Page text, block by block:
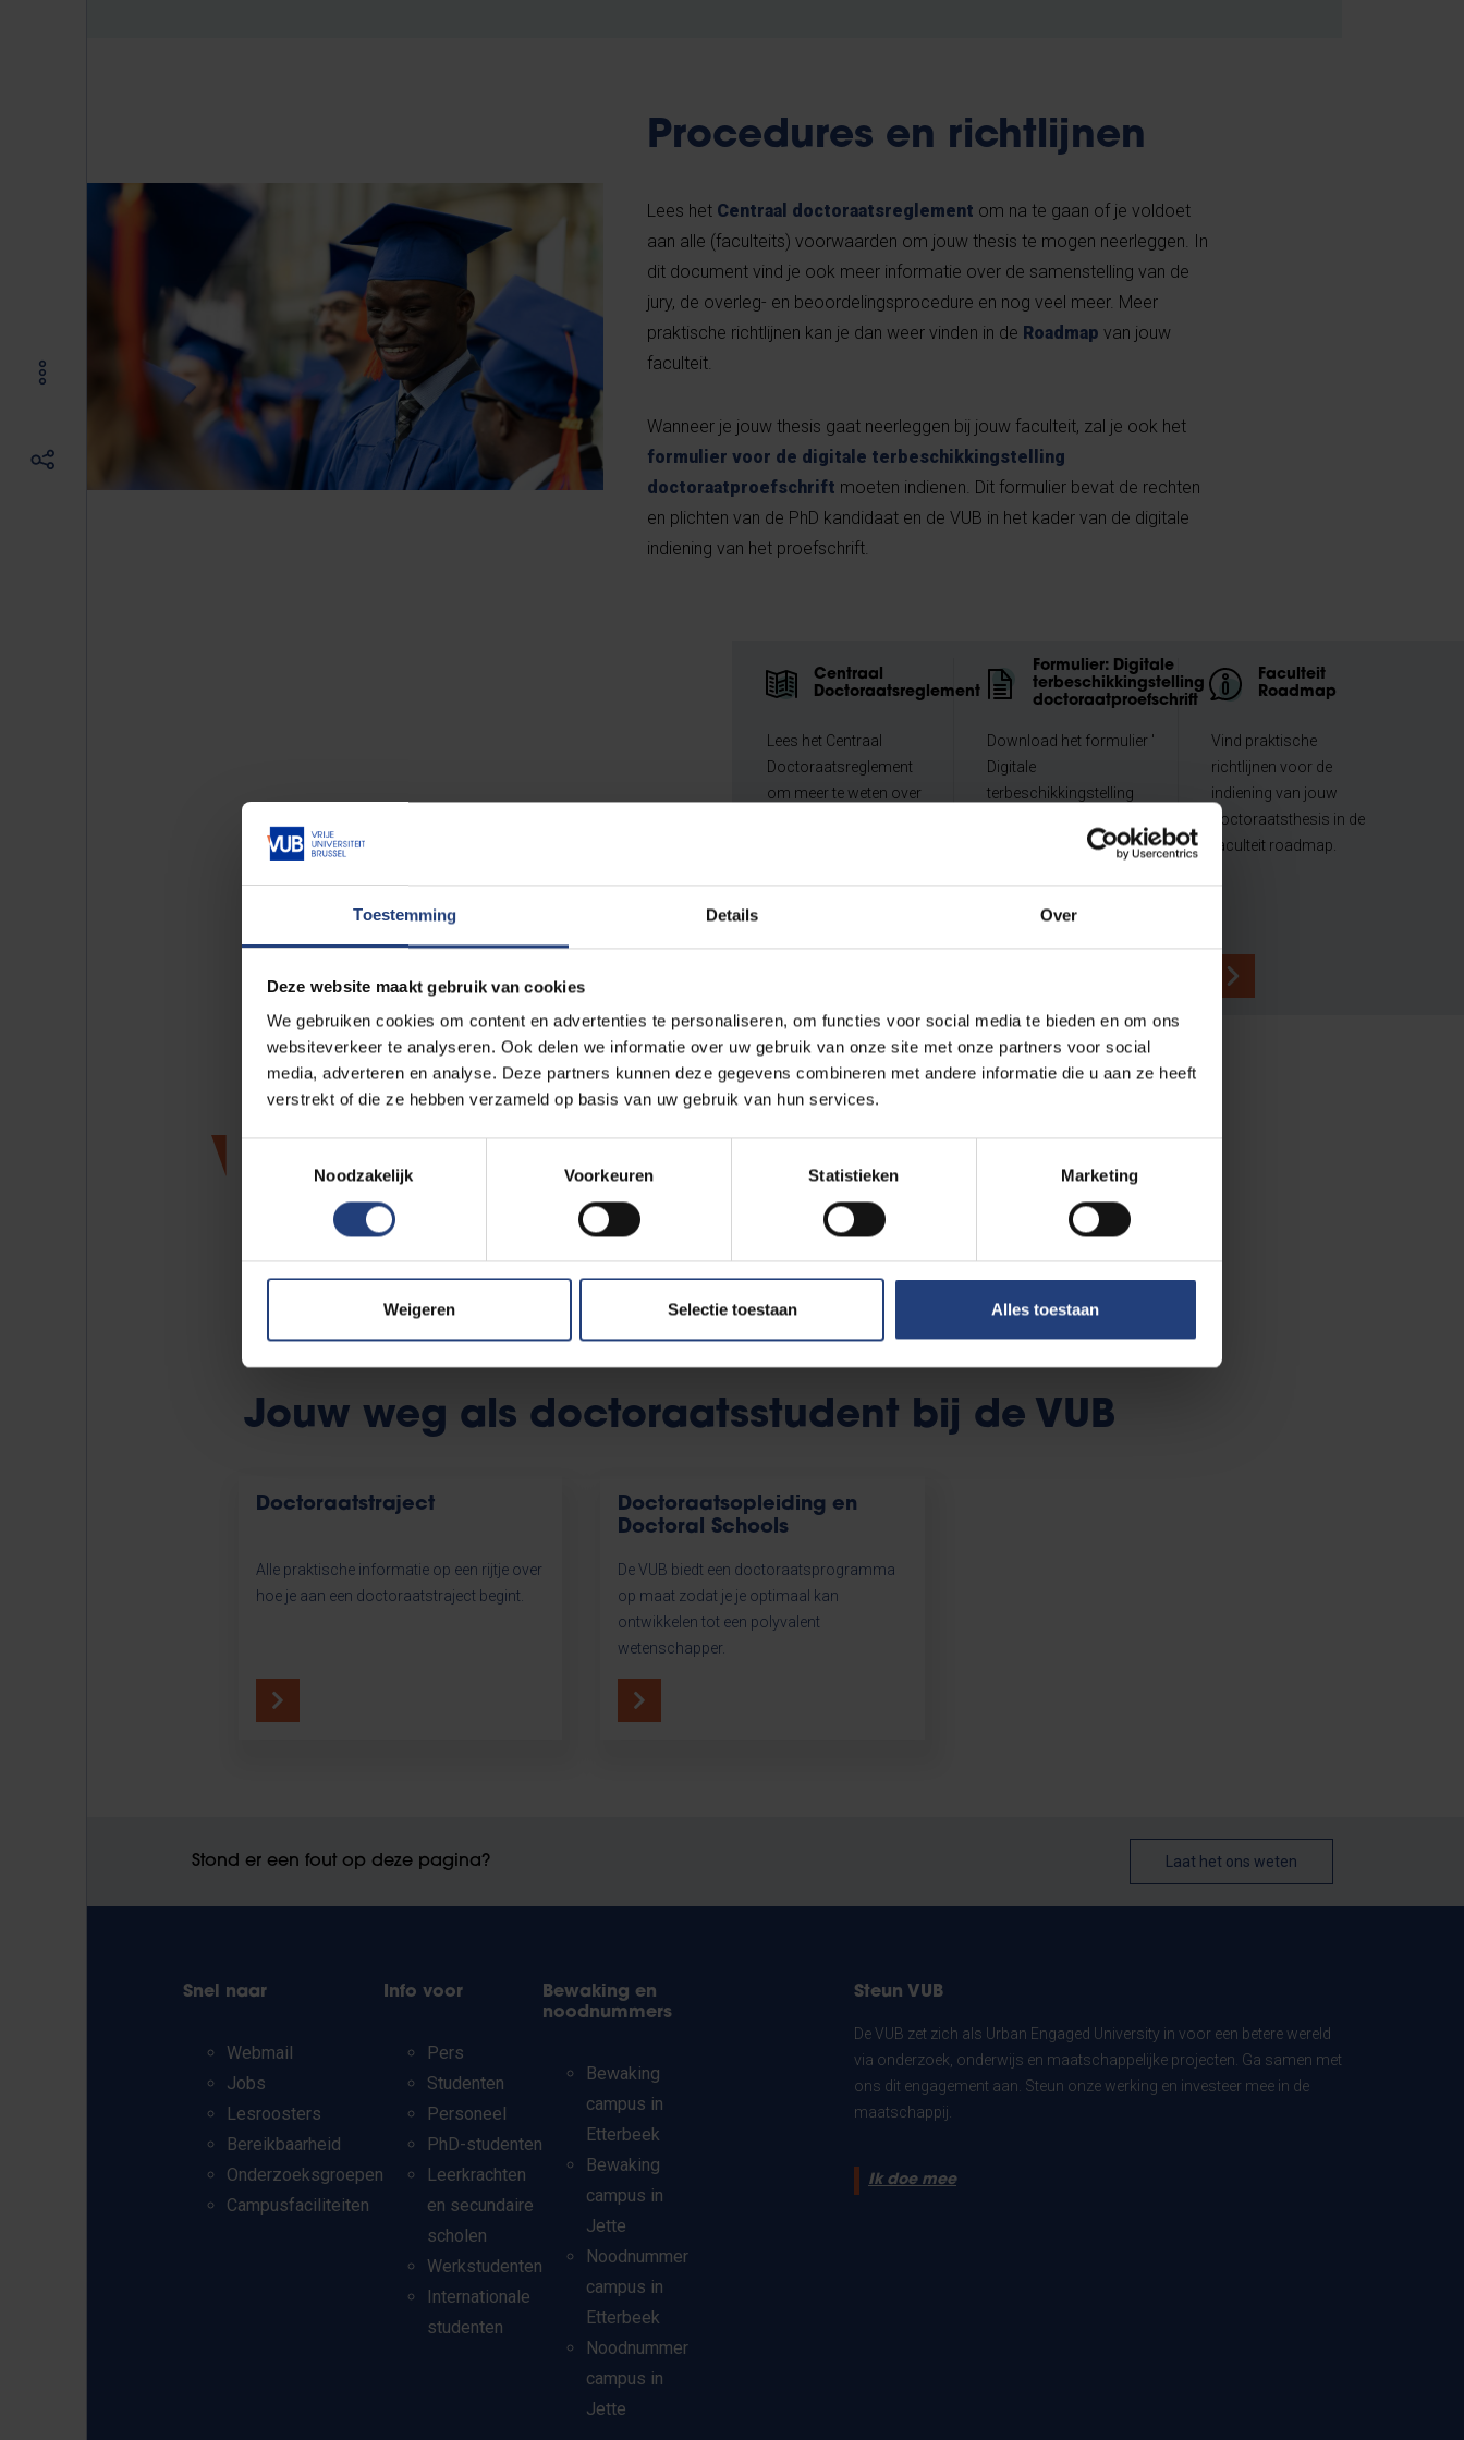
Toestemming Details Over
Deze website maakt gebruik van cookies
We gebruiken cookies om content en advertenties te personaliseren, om functies voor social media te bieden en om ons
websiteverkeer te analyseren. Ook delen we informatie over uw gebruik van onze site met onze partners voor social
media, adverteren en analyse. Deze partners kunnen deze gegevens combineren met andere informatie die u aan ze heeft
verstrekt of die ze hebben verzameld op basis van uw gebruik van hun services.
Noodzakelijk
Voorkeuren Statistieken Marketing
Weigeren Selectie toestaan Alles toestaan
Procedures en richtlijnen
Lees het Centraal doctoraatsreglement om na te gaan of je voldoet
aan alle (faculteits) voorwaarden om jouw thesis te mogen neerleggen. In
dit document vind je ook meer informatie over de samenstelling van de
jury, de overleg- en beoordelingsprocedure en nog veel meer. Meer
praktische richtlijnen kan je dan weer vinden in de Roadmap van jouw
faculteit.
Wanneer je jouw thesis gaat neerleggen bij jouw faculteit, zal je ook het
formulier voor de digitale terbeschikkingstelling
doctoraatproefschrift moeten indienen. Dit formulier bevat de rechten
en plichten van de PhD kandidaat en de VUB in het kader van de digitale
indiening van het proefschrift.
Centraal
Doctoraatsreglement
Lees het Centraal
Doctoraatsreglement
om meer te weten over
Formulier: Digitale
terbeschikkingstelling
doctoraatproefschrift
Download het formulier '
Digitale
terbeschikkingstelling
Faculteit
Roadmap
Vind praktische
richtlijnen voor de
indiening van jouw
doctoraatsthesis in de
faculteit roadmap.
Geplande
doctoraatsverdedigingen
Geen resultaten gevonden.
Jouw weg als doctoraatsstudent bij de VUB
Doctoraatstraject
Alle praktische informatie op een rijtje over
hoe je aan een doctoraatstraject begint.
Doctoraatsopleiding en
Doctoral Schools
De VUB biedt een doctoraatsprogramma
op maat zodat je je optimaal kan
ontwikkelen tot een polyvalent
wetenschapper.
Stond er een fout op deze pagina? Laat het ons weten
Snel naar
Webmail
Jobs
Lesroosters
Bereikbaarheid
Onderzoeksgroepen
Campusfaciliteiten
Info voor
Pers
Studenten
Personeel
PhD-studenten
Leerkrachten
en secundaire
scholen
Werkstudenten
Internationale
studenten
Bewaking en
noodnummers
Bewaking
campus in
Etterbeek
Bewaking
campus in
Jette
Noodnummer
campus in
Etterbeek
Noodnummer
campus in
Jette
Steun VUB
De VUB zet zich als Urban Engaged University in voor een betere wereld
via onderzoek, onderwijs en maatschappelijke projecten. Ga samen met
ons dit engagement aan. Steun onze werking en investeer mee in de
maatschappij.
Ik doe mee